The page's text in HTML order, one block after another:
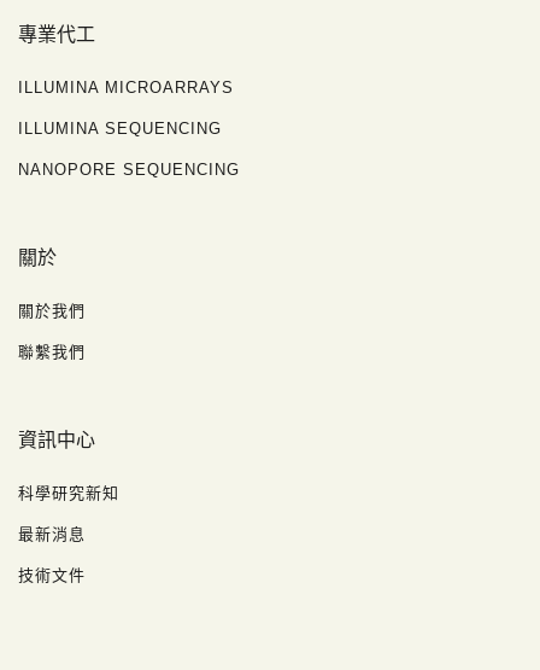
專業代工
ILLUMINA MICROARRAYS
ILLUMINA SEQUENCING
NANOPORE SEQUENCING
關於
關於我們
聯繫我們
資訊中心
科學研究新知
最新消息
技術文件